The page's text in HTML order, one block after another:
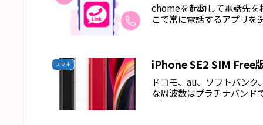
chomeを起動して電話先を
こで常に電話するアプリを
スマホ iPhone SE2 SIM Free
ドコモ、au、ソフトバン
な周波数はプラチナバン